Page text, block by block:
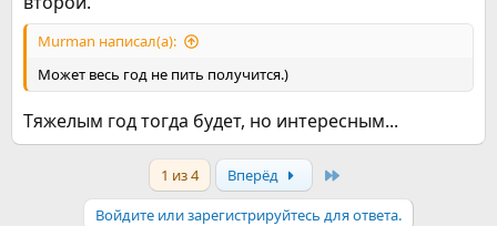
Murman написал(а):
Может весь год не пить получится.)
Тяжелым год тогда будет, но интересным...
1 из 4 Вперёд
Войдите или зарегистрируйтесь для ответа.